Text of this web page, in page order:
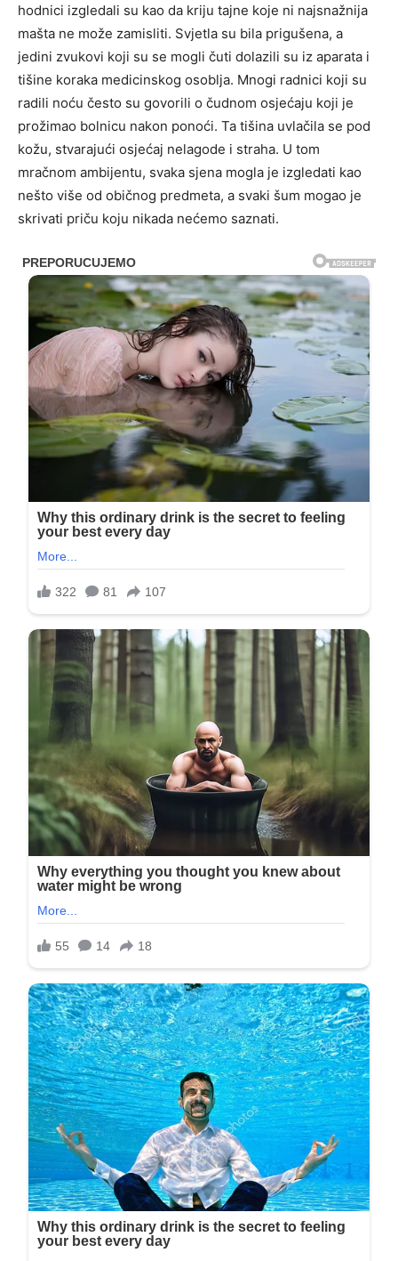
hodnici izgledali su kao da kriju tajne koje ni najsnažnija
mašta ne može zamisliti. Svjetla su bila prigušena, a
jedini zvukovi koji su se mogli čuti dolazili su iz aparata i
tišine koraka medicinskog osoblja. Mnogi radnici koji su
radili noću često su govorili o čudnom osjećaju koji je
prožimao bolnicu nakon ponoći. Ta tišina uvlačila se pod
kožu, stvarajući osjećaj nelagode i straha. U tom
mračnom ambijentu, svaka sjena mogla je izgledati kao
nešto više od običnog predmeta, a svaki šum mogao je
skrivati priču koju nikada nećemo saznati.